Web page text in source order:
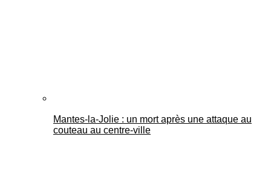
Mantes-la-Jolie : un mort après une attaque au
couteau au centre-ville